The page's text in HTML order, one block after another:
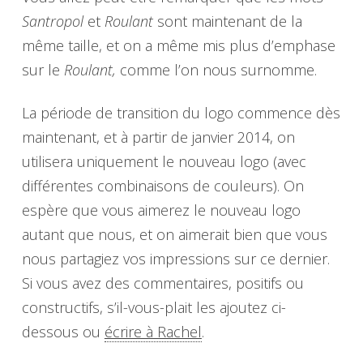
Santropolet Roulantsont maintenant de la
même taille, et on a même mis plus d’emphase
sur le Roulant, comme l’on nous surnomme.
La période de transition du logo commence dès
maintenant, et à partir de janvier 2014, on
utilisera uniquement le nouveau logo (avec
différentes combinaisons de couleurs). On
espère que vous aimerez le nouveau logo
autant que nous, et on aimerait bien que vous
nous partagiez vos impressions sur ce dernier.
Si vous avez des commentaires, positifs ou
constructifs, s’il-vous-plait les ajoutez ci-
dessous ou écrire à Rachel.